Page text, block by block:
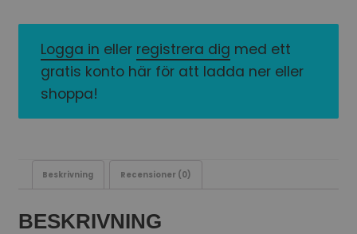
Logga in eller registrera dig med ett
gratis konto här för att ladda ner eller
shoppa!
Beskrivning Recensioner (0)
BESKRIVNING